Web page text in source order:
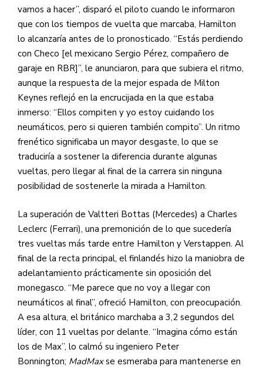
vamos a hacer”, disparó el piloto cuando le informaron
que con los tiempos de vuelta que marcaba, Hamilton
lo alcanzaría antes de lo pronosticado. “Estás perdiendo
con Checo [el mexicano Sergio Pérez, compañero de
garaje en RBR]”, le anunciaron, para que subiera el ritmo,
aunque la respuesta de la mejor espada de Milton
Keynes reflejó en la encrucijada en la que estaba
inmerso: “Ellos compiten y yo estoy cuidando los
neumáticos, pero si quieren también compito”. Un ritmo
frenético significaba un mayor desgaste, lo que se
traduciría a sostener la diferencia durante algunas
vueltas, pero llegar al final de la carrera sin ninguna
posibilidad de sostenerle la mirada a Hamilton.
La superación de Valtteri Bottas (Mercedes) a Charles
Leclerc (Ferrari), una premonición de lo que sucedería
tres vueltas más tarde entre Hamilton y Verstappen. Al
final de la recta principal, el finlandés hizo la maniobra de
adelantamiento prácticamente sin oposición del
monegasco. “Me parece que no voy a llegar con
neumáticos al final”, ofreció Hamilton, con preocupación.
A esa altura, el británico marchaba a 3,2 segundos del
líder, con 11 vueltas por delante. “Imagina cómo están
los de Max”, lo calmó su ingeniero Peter
Bonnington; MadMaxse esmeraba para mantenerse en